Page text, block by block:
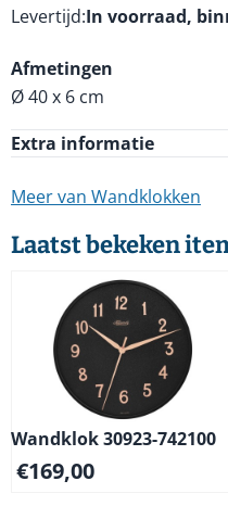
Levertijd In voorraad,
Afmetingen
Ø 40 x 6 cm
Extra informatie
Meer van Wandklokken
Laatst bekeken
Wandklok 30923-742100
€169,00